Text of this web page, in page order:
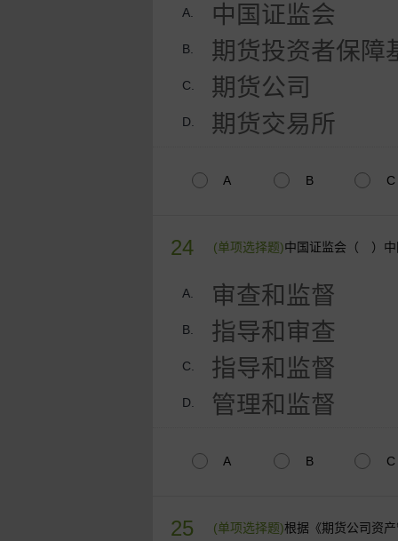
A. 中国证监会
B. 期货投资者保障
C. 期货公司
D. 期货交易所
A B C
24 (单项选择题)中国证监会（ ）中
A. 审查和监督
B. 指导和审查
C. 指导和监督
D. 管理和监督
A B C
25 (单项选择题)根据《期货公司资